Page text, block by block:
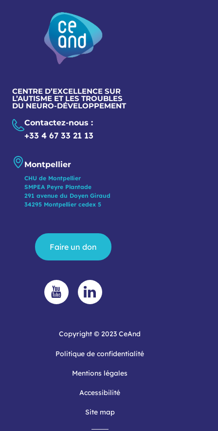
CENTRE D’EXCELLENCE SUR
L’AUTISME ET LES TROUBLES
DU NEURO-DÉVELOPPEMENT
Contactez-nous :
+33 4 67 33 21 13
Montpellier
CHU de Montpellier
SMPEA Peyre Plantade
291 avenue du Doyen Giraud
34295 Montpellier cedex 5
Faire un don
Copyright © 2023 CeAnd
Politique de confidentialité
Mentions légales
Accessibilité
Site map